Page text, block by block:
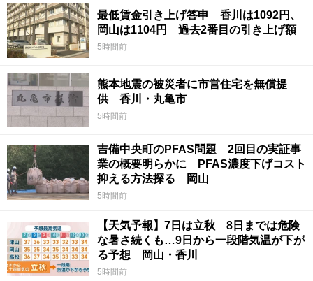
最低賃金引き上げ答申 香川は1092円、
岡山は1104円 過去2番目の引き上げ額
5時間前
熊本地震の被災者に市営住宅を無償提
供 香川・丸亀市
5時間前
吉備中央町のPFAS問題 2回目の実証事
業の概要明らかに PFAS濃度下げコスト
抑える方法探る 岡山
5時間前
【天気予報】7日は立秋 8日までは危険
な暑さ続くも…9日から一段階気温が下が
る予想 岡山・香川
5時間前